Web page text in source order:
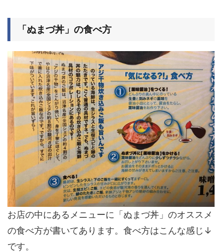
「ぬまづ丼」の食べ方
お店の中にあるメニューに「ぬまづ丼」のオススメ
の食べ方が書いてあります。食べ方はこんな感じ↓
です。